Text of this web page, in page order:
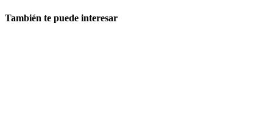
También te puede interesar